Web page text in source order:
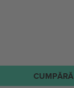
CUMPĂRĂ